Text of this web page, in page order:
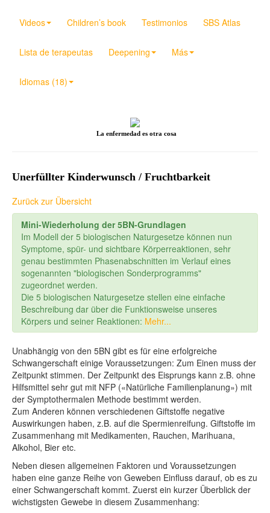
Videos Children’s book Testimonios SBS Atlas
Lista de terapeutas Deepening Más
Idiomas (18)
La enfermedad es otra cosa
Unerfüllter Kinderwunsch / Fruchtbarkeit
Zurück zur Übersicht
Mini-Wiederholung der 5BN-Grundlagen
Im Modell der 5 biologischen Naturgesetze können nun
Symptome, spür- und sichtbare Körperreaktionen, sehr
genau bestimmten Phasenabschnitten im Verlauf eines
sogenannten "biologischen Sonderprogramms"
zugeordnet werden.
Die 5 biologischen Naturgesetze stellen eine einfache
Beschreibung dar über die Funktionsweise unseres
Körpers und seiner Reaktionen: Mehr...
Unabhängig von den 5BN gibt es für eine erfolgreiche
Schwangerschaft einige Voraussetzungen: Zum Einen muss der
Zeitpunkt stimmen. Der Zeitpunkt des Eisprungs kann z.B. ohne
Hilfsmittel sehr gut mit NFP («Natürliche Familienplanung») mit
der Symptothermalen Methode bestimmt werden.
Zum Anderen können verschiedenen Giftstoffe negative
Auswirkungen haben, z.B. auf die Spermienreifung. Giftstoffe im
Zusammenhang mit Medikamenten, Rauchen, Marihuana,
Alkohol, Bier etc.
Neben diesen allgemeinen Faktoren und Voraussetzungen
haben eine ganze Reihe von Geweben Einfluss darauf, ob es zu
einer Schwangerschaft kommt. Zuerst ein kurzer Überblick der
wichstigsten Gewebe in diesem Zusammenhang: